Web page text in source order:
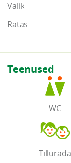
Valik
Ratas
Teenused
WC
Tillurada